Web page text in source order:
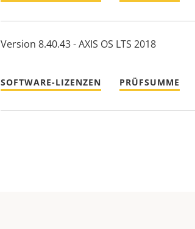
Version 8.40.43 - AXIS OS LTS 2018
SOFTWARE-LIZENZEN PRÜFSUMME